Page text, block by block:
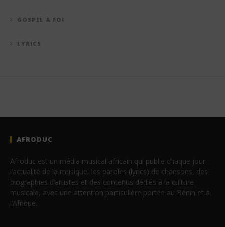
GOSPEL & FOI
LYRICS
AFRODUC
Afroduc est un média musical africain qui publie chaque jour
l’actualité de la musique, les paroles (lyrics) de chansons, des
biographies d’artistes et des contenus dédiés à la culture
musicale, avec une attention particulière portée au Bénin et à
l’Afrique.